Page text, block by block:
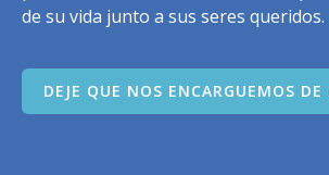
de su vida junto a sus seres queridos.
DEJE QUE NOS ENCARGUEMOS DE